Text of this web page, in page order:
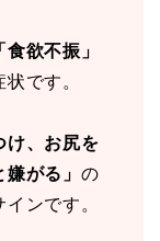
食欲不振」
です。
け、お尻を
がる」 の
ンです。